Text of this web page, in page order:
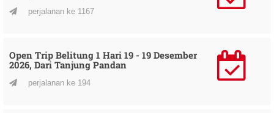
perjalanan ke 1167
Open Trip Belitung 1 Hari 19 - 19 Desember
2026, Dari Tanjung Pandan
perjalanan ke 194